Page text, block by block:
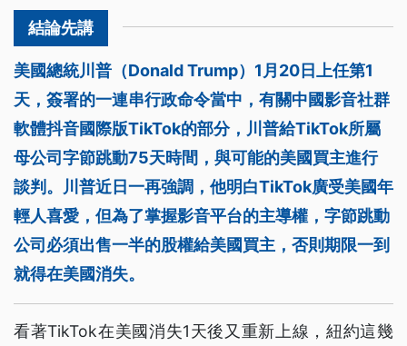
美國總統川普（Donald Trump）1月20日上任第1
天，簽署的一連串行政命令當中，有關中國影音社群
軟體抖音國際版TikTok的部分，川普給TikTok所屬
母公司字節跳動75天時間，與可能的美國買主進行
談判。川普近日一再強調，他明白TikTok廣受美國年
輕人喜愛，但為了掌握影音平台的主導權，字節跳動
公司必須出售一半的股權給美國買主，否則期限一到
就得在美國消失。
看著TikTok在美國消失1天後又重新上線，紐約這幾